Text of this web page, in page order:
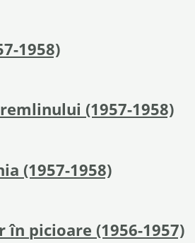
1958)
(1957-1958)
(1957-1958)
în picioare (1956-1957)